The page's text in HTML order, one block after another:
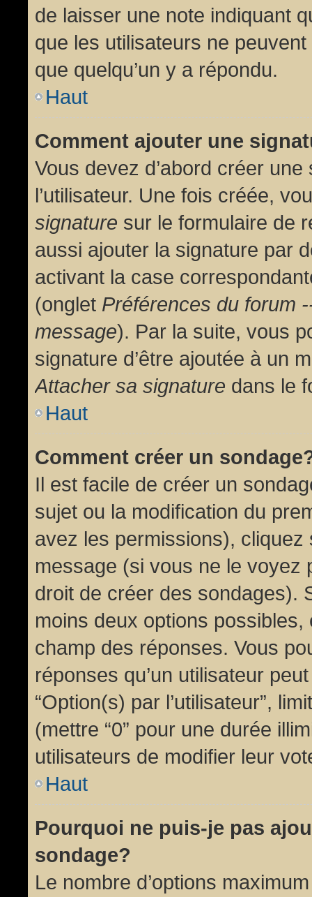
de laisser une note indiquant
que les utilisateurs ne
que quelqu’un y a répondu.
Haut
Comment ajouter une
Vous devez d’abord créer
l’utilisateur. Une fois créée,
signature sur le formulaire de
aussi ajouter la signature par
activant la case
(onglet Préférences du forum
message). Par la suite, vous
signature d’être ajoutée à un
Attacher sa signature dans le
Haut
Comment créer un
Il est facile de créer un
sujet ou la modification du
avez les permissions), cliquez
message (si vous ne le voyez
droit de créer des sondages).
moins deux options
champ des réponses. Vous
réponses qu’un utilisateur
“Option(s) par l’utilisateur”,
(mettre “0” pour une durée
utilisateurs de modifier leur
Haut
Pourquoi ne puis-je pas
sondage?
Le nombre d’options